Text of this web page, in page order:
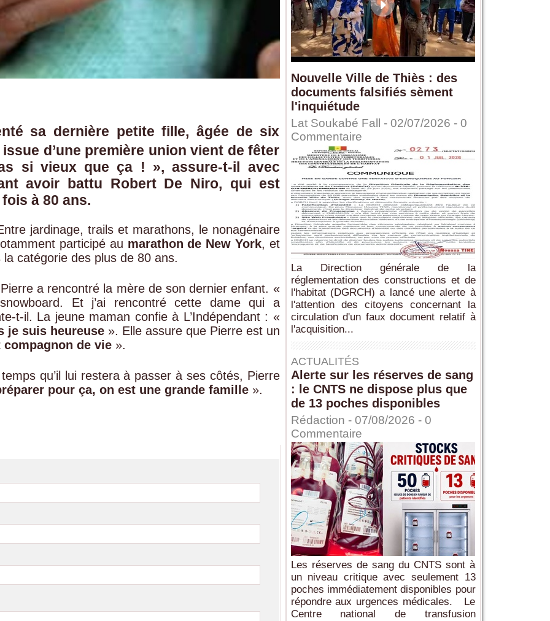
sa dernière petite fille, âgée de six
d’une première union vient de fêter
si vieux que ça ! », assure-t-il avec
avoir battu Robert De Niro, qui est
à 80 ans.
jardinage, trails et marathons, le nonagénaire
participé au marathon de New York, et
catégorie des plus de 80 ans.
a rencontré la mère de son dernier enfant. «
Et j’ai rencontré cette dame qui a
t-il. La jeune maman confie à L’Indépendant : «
je suis heureuse». Elle assure que Pierre est un
de vie».
qu’il lui restera à passer à ses côtés, Pierre
pour ça, on est une grande famille».
Nouvelle Ville de Thiès : des
documents falsifiés sèment
l'inquiétude
Lat Soukabé Fall - 02/07/2026 - 0
Commentaire
La Direction générale de la
réglementation des constructions et de
l'habitat (DGRCH) a lancé une alerte à
l'attention des citoyens concernant la
circulation d'un faux document relatif à
l'acquisition...
ACTUALITÉS
Alerte sur les réserves de sang
: le CNTS ne dispose plus que
de 13 poches disponibles
Rédaction - 07/08/2026 - 0
Commentaire
Les réserves de sang du CNTS sont à
un niveau critique avec seulement 13
poches immédiatement disponibles pour
répondre aux urgences médicales. Le
Centre national de transfusion